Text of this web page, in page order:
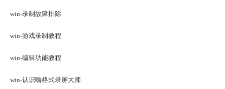
win-录制故障排除
win-游戏录制教程
win-编辑功能教程
win-认识嗨格式录屏大师